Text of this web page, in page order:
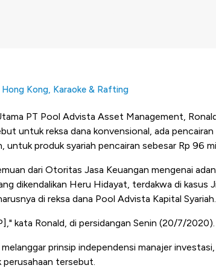
Hong Kong, Karaoke & Rafting
PT Pool Advista Asset Management,
untuk reksa dana konvensional, ada pencairan
untuk produk syariah pencairan sebesar Rp 96
dari Otoritas Jasa Keuangan mengenai
dikendalikan Heru Hidayat, terdakwa di kasus
di reksa dana Pool Advista Kapital Syariah.
kata Ronald, di persidangan Senin (20/7/2020).
prinsip independensi manajer
tersebut.
Ekspor, Harga